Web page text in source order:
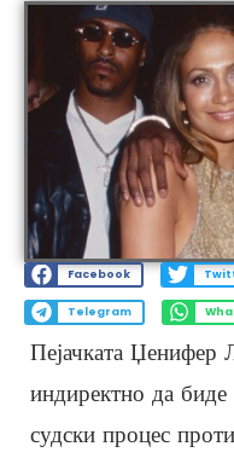
Facebook
Telegram
Пејачката Џенифер
индиректно да биде
судски процес